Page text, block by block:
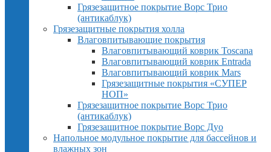
Грязезащитное покрытие Ворс Трио
(антикаблук)
Грязезащитные покрытия холла
Влаговпитывающие покрытия
Влаговпитывающий коврик Toscana
Влаговпитывающий коврик Entrada
Влаговпитывающий коврик Mars
Грязезащитные покрытия «СУПЕР
НОП»
Грязезащитное покрытие Ворс Трио
(антикаблук)
Грязезащитное покрытие Ворс Дуо
Напольное модульное покрытие для бассейнов и
влажных зон